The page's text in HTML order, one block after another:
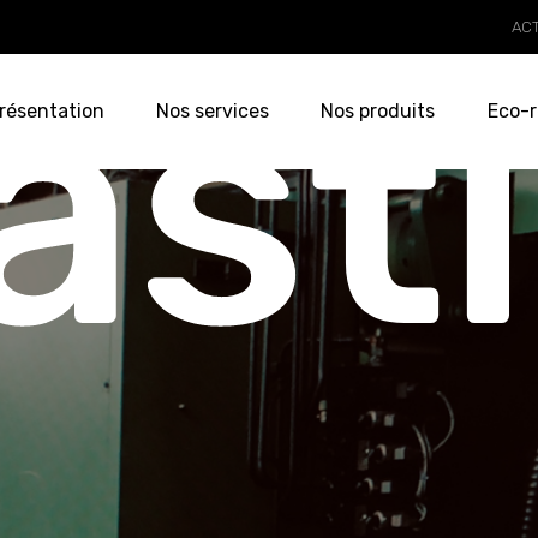
Nos services Nos produits Eco-